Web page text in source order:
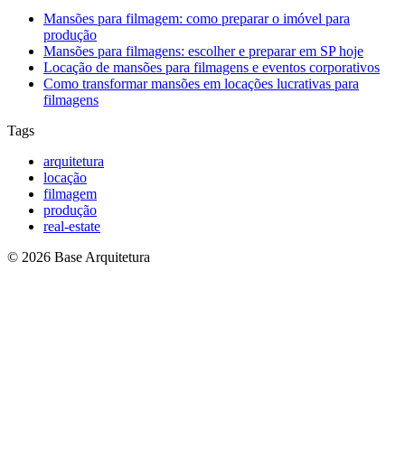
Mansões para filmagem: como preparar o imóvel para
produção
Mansões para filmagens: escolher e preparar em SP hoje
Locação de mansões para filmagens e eventos corporativos
Como transformar mansões em locações lucrativas para
filmagens
Tags
arquitetura
locação
filmagem
produção
real-estate
© 2026 Base Arquitetura